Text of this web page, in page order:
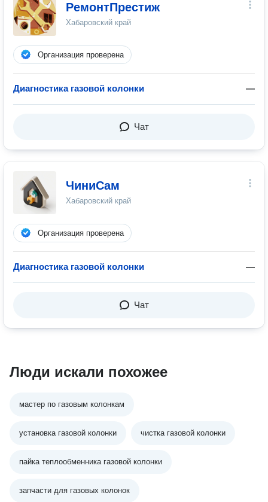
РемонтПрестиж
Хабаровский край
Организация проверена
Диагностика газовой колонки —
Чат
ЧиниСам
Хабаровский край
Организация проверена
Диагностика газовой колонки —
Чат
Люди искали похожее
мастер по газовым колонкам
установка газовой колонки чистка газовой колонки
пайка теплообменника газовой колонки
запчасти для газовых колонок